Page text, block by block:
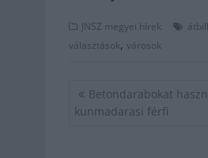
JNSZ megyei hírek
választások, városok
Bejegyzés
navigáció
Betondarabokat
kunmadarasi férfi